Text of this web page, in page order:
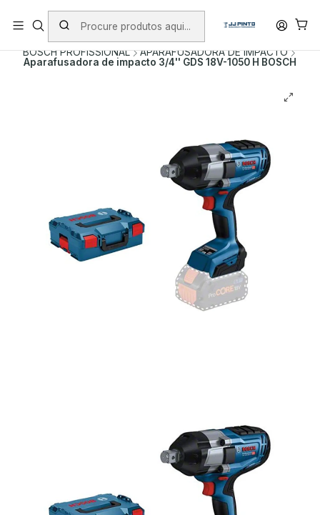
PORTES INCLUÍDOS EM ENCOMENDAS +75€ (excepto ilhas)
Início PRODUTOS
FERRAMENTAS SEM FIO
BOSCH PROFISSIONAL
APARAFUSADORA DE IMPACTO
Aparafusadora de impacto 3/4'' GDS 18V-1050 H BOSCH